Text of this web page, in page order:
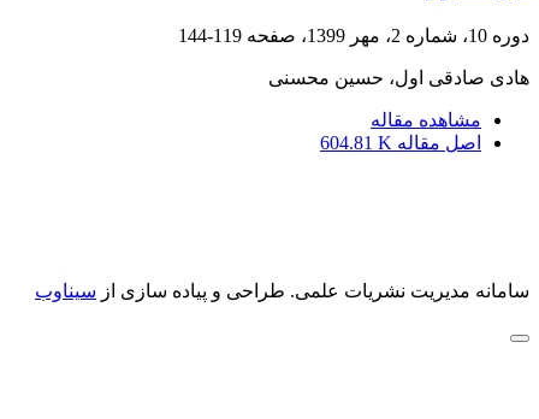
دوره 10، شماره 2، مهر 1399، صفحه 119-144
هادی صادقی اول، حسین محسنی
مشاهده مقاله
اصل مقاله 604.81 K
سامانه مدیریت نشریات علمی. طراحی و پیاده سازی از سیناوب